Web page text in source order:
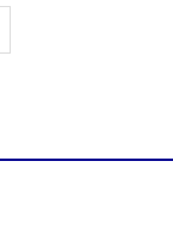
par email